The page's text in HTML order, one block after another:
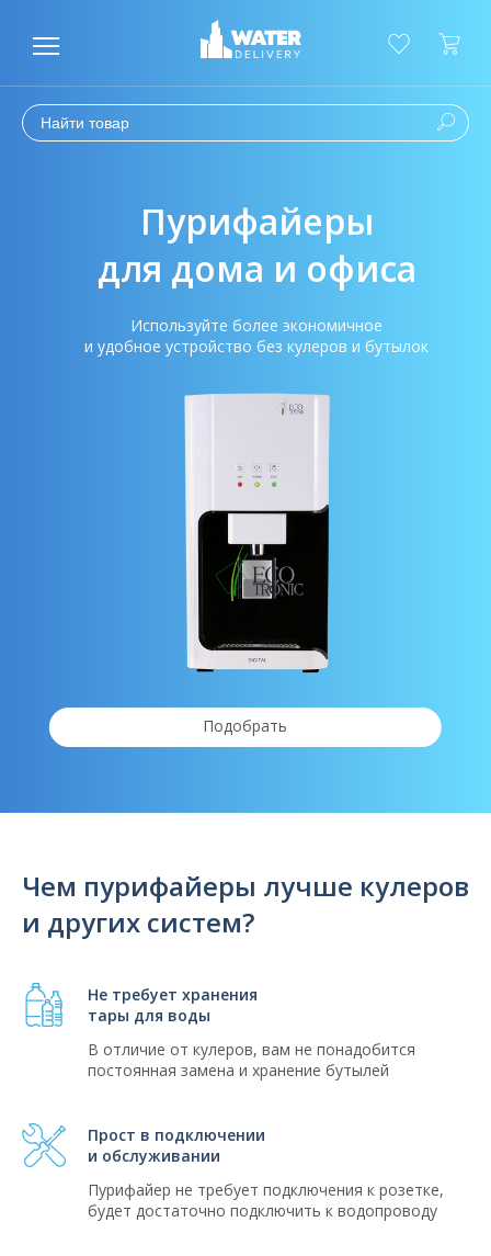
Пурифайеры
для дома и офиса
Используйте более экономичное
и удобное устройство без кулеров и бутылок
Подобрать
Чем пурифайеры лучше кулеров
и других систем?
Не требует хранения
тары для воды
В отличие от кулеров, вам не понадобится
постоянная замена и хранение бутылей
Прост в подключении
и обслуживании
Пурифайер не требует подключения к розетке,
будет достаточно подключить к водопроводу